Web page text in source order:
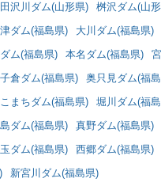
田沢川ダム(山形県) 桝沢ダム(山
ダム(福島県) 大川ダム(福島県)
ム(福島県) 本名ダム(福島県)
倉ダム(福島県) 奥只見ダム(福
こまちダム(福島県) 堀川ダム(福
ダム(福島県) 真野ダム(福島県)
ダム(福島県) 西郷ダム(福島県)
新宮川ダム(福島県)